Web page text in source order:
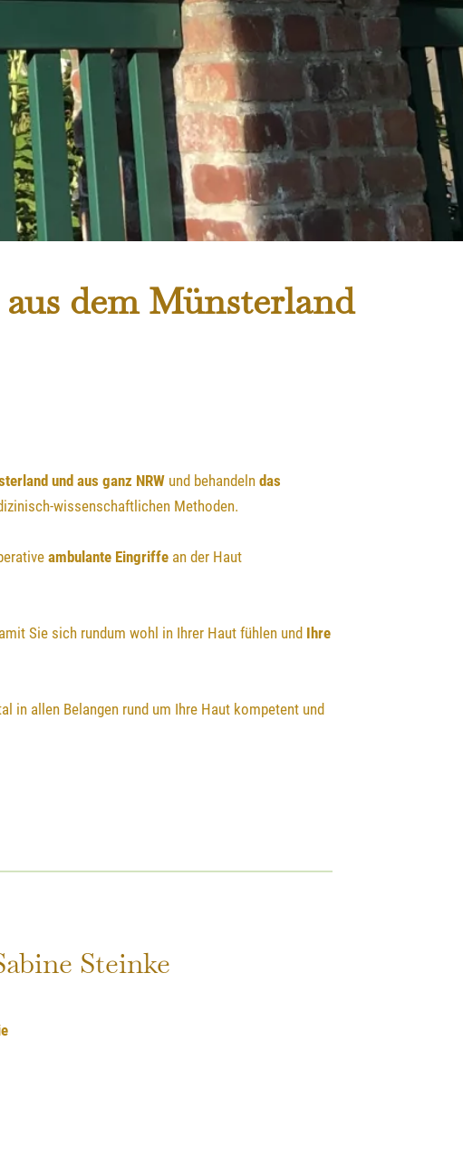
dem Münsterland
und aus ganz NRW und behandelndas
wissenschaftlichen Methoden.
ambulante Eingriffe an der Haut
Sie sich rundum wohl in Ihrer Haut fühlen und Ihre
in allen Belangen rund um Ihre Haut kompetent und
Steinke